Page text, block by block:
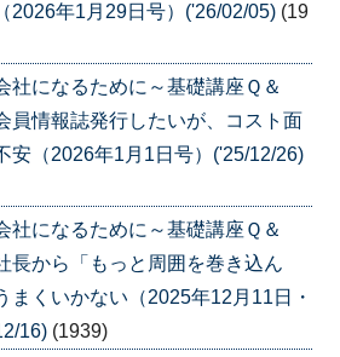
2026年1月29日号）('26/02/05) (19
社になるために～基礎講座Ｑ＆
情報誌発行したいが、コスト面
安（2026年1月1日号）('25/12/26)
社になるために～基礎講座Ｑ＆
から「もっと周囲を巻き込ん
まくいかない（2025年12月11日・
16) (1939)